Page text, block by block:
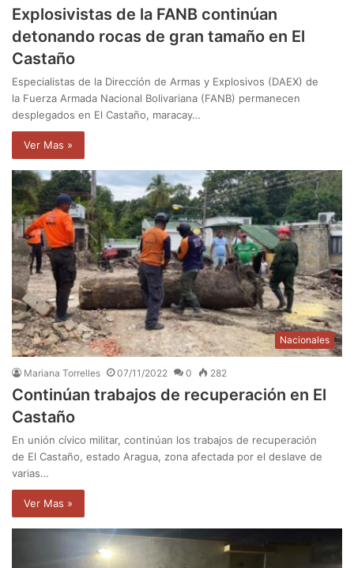
Explosivistas de la FANB continúan
detonando rocas de gran tamaño en El
Castaño
Especialistas de la Dirección de Armas y Explosivos (DAEX) de
la Fuerza Armada Nacional Bolivariana (FANB) permanecen
desplegados en El Castaño, maracay…
Ver Mas »
Nacionales
Mariana Torrelles 07/11/2022 0 282
Continúan trabajos de recuperación en El
Castaño
En unión cívico militar, continúan los trabajos de recuperación
de El Castaño, estado Aragua, zona afectada por el deslave de
varias…
Ver Mas »